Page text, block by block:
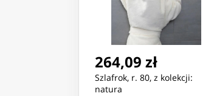
264,09 zł
Szlafrok, r. 80, z kolekcji:
natura